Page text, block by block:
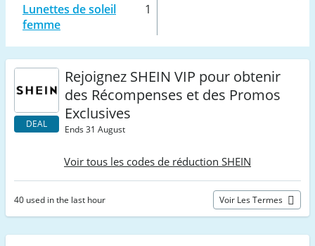
Lunettes de soleil
femme
1
DEAL
Rejoignez SHEIN VIP pour obtenir
des Récompenses et des Promos
Exclusives
Ends 31 August
Voir tous les codes de réduction SHEIN
40 used in the last hour Voir Les Termes